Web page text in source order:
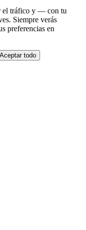
el tráfico y — con tu
Siempre verás
preferencias en
Aceptar todo